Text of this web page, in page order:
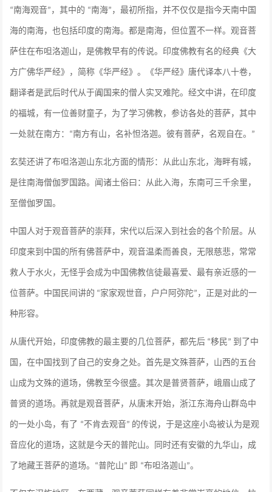
“南海观音” ，其中的 “南海” ，最初所指，并不仅仅是指今天南中国
海的南海，也包括印度的南海。都是南海，但位置不一样。观音菩
萨住在布呾洛迦山，是佛教早有的传说。印度佛教有名的经典《大
方广佛华严经》，简称《华严经》。《华严经》唐代译本八十卷，
翻译者是武后时代从于阗国来的僧人实叉难陀。经文中讲，在印度
的福城，有一位善财童子，为了学习佛教，参访各处的菩萨，其中
一处就在南方： “南方有山，名补怛洛迦。彼有菩萨，名观自在。 ”
玄奘还讲了布呾洛迦山东北方面的情形：从此山东北，海畔有城，
是往南海僧伽罗国路。闻诸土俗曰：从此入海，东南可三千余里，
至僧伽罗国。
中国人对于观音菩萨的崇拜，宋代以后深入到社会的各个阶层。从
印度来到中国的所有佛菩萨中，观音温柔而善良，无限慈悲，常常
救人于水火，无怪乎会成为中国佛教信徒最喜爱、最有亲近感的一
位菩萨。中国民间讲的 “家家观世音，户户阿弥陀” ，正是对此的一
种形容。
从唐代开始，印度佛教的最主要的几位菩萨，都先后 “移民” 到了中
国，在中国找到了自己的安身之处。首先是文殊菩萨，山西的五台
山成为文殊的道场，佛教至今很盛。其次是普贤菩萨，峨眉山成了
普贤的道场。再就是观音菩萨，从唐末开始，浙江东海舟山群岛中
的一处小岛，有了 “不肯去观音” 的传说，于是这座小岛被认为是观
音应化的道场，这就是今天的普陀山。同时还有安徽的九华山，成
了地藏王菩萨的道场。 “普陀山” 即 “布呾洛迦山”。